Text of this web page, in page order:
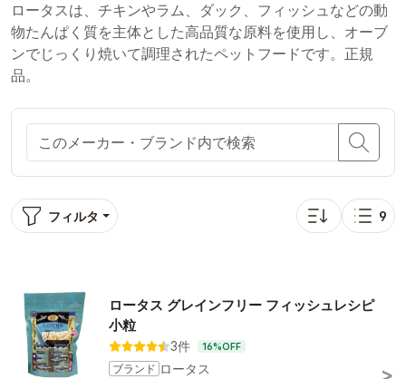
ロータスは、チキンやラム、ダック、フィッシュなどの動
物たんぱく質を主体とした高品質な原料を使用し、オーブ
ンでじっくり焼いて調理されたペットフードです。正規
品。
フィルタ
並び替え:
表示
9
ロータス グレインフリー フィッシュレシピ
小粒
3件 16%OFF
ブランド ロータス